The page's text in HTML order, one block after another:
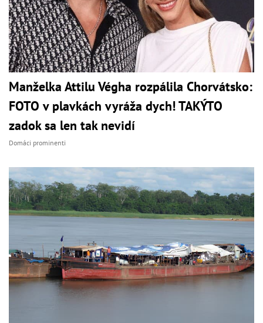
Manželka Attilu Végha rozpálila Chorvátsko:
FOTO v plavkách vyráža dych! TAKÝTO
zadok sa len tak nevidí
Domáci prominenti